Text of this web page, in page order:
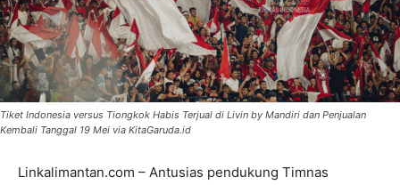
Tiket Indonesia versus Tiongkok Habis Terjual di Livin by Mandiri dan Penjualan
Kembali Tanggal 19 Mei via KitaGaruda.id
Linkalimantan.com – Antusias pendukung Timnas